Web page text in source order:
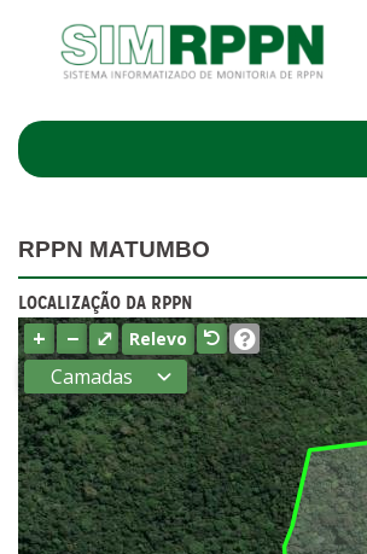
RPPN MATUMBO
LOCALIZAÇÃO DA RPPN
+ − ⤢ Relevo
Camadas
Estados
Municípios
Terras
indígenas
(FUNAI)